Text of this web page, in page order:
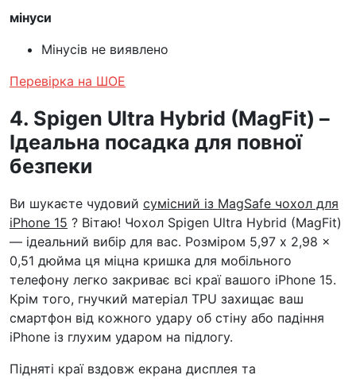
мінуси
Мінусів не виявлено
Перевірка на ШОЕ
4. Spigen Ultra Hybrid (MagFit) –
Ідеальна посадка для повної
безпеки
Ви шукаєте чудовий сумісний із MagSafe чохол для
iPhone 15 ? Вітаю! Чохол Spigen Ultra Hybrid (MagFit)
— ідеальний вибір для вас. Розміром 5,97 x 2,98 x
0,51 дюйма ця міцна кришка для мобільного
телефону легко закриває всі краї вашого iPhone 15.
Крім того, гнучкий матеріал TPU захищає ваш
смартфон від кожного удару об стіну або падіння
iPhone із глухим ударом на підлогу.
Підняті краї вздовж екрана дисплея та